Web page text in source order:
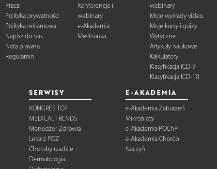
Praca
Polityka prywatności
Polityka reklamowa
Napisz do nas
Nota prawna
Regulamin
Konferencje i
webinary
e-Akademia
Mednauka
webinary
Moje wykłady video
Moje kursy i quizy
Wytyczne
Artykuły naukowe
Kalkulatory
Klasyfikacja ICD-9
Klasyfikacja ICD-10
SERWISY
KONGRES TOP
MEDICAL TRENDS
Menedżer Zdrowia
Lekarz POZ
Choroby rzadkie
Dermatologia
E-AKADEMIA
e-Akademia Zaburzeń
Mikrobioty
e-Akademia POChP
e-Akademia Chorób
Naczyń